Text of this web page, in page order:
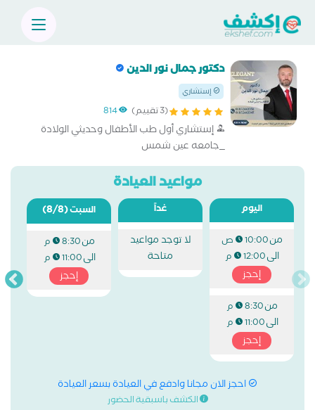
دكتور جمال نور الدين
إستشاري
(3 تقييم) 814
إستشاري أول طب الأطفال وحديثي الولادة
_جامعه عين شمس
مواعيد العيادة
اليوم
من10:00 ص
الى12:00 م
إحجز
من8:30 م
الى11:00 م
إحجز
غداً
لا توجد مواعيد
متاحة
السبت(8/8)
من8:30 م
الى11:00 م
إحجز
احجز الان مجانا وادفع في العيادة بسعر العيادة
الكشف باسبقية الحضور